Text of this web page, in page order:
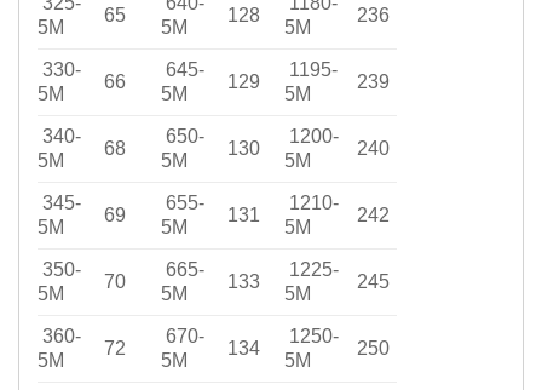
5M
65
5M
128
5M
236
330-
5M
66
645-
5M
129
1195-
5M
239
340-
5M
68
650-
5M
130
1200-
5M
240
345-
5M
69
655-
5M
131
1210-
5M
242
350-
5M
70
665-
5M
133
1225-
5M
245
360-
5M
72
670-
5M
134
1250-
5M
250